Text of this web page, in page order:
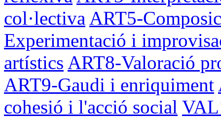
col·lectiva ART5-
Experimentació i
artístics ART8-Valoració
ART9-Gaudi i enriquiment
cohesió i l'acció social